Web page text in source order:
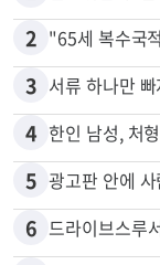
1
2
3
4
5 광고판 안에